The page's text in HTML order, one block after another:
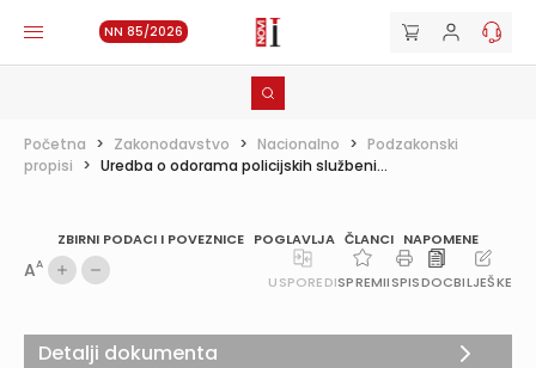
NN 85/2026
Početna > Zakonodavstvo > Nacionalno > Podzakonski
propisi > Uredba o odorama policijskih službeni...
ZBIRNI PODACI I POVEZNICE POGLAVLJA ČLANCI NAPOMENE
AA
USPOREDISPREMIISPISDOCBILJEŠKE
Detalji dokumenta